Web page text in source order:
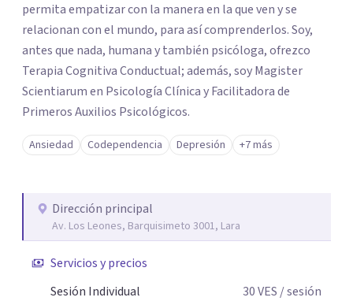
permita empatizar con la manera en la que ven y se
relacionan con el mundo, para así comprenderlos. Soy,
antes que nada, humana y también psicóloga, ofrezco
Terapia Cognitiva Conductual; además, soy Magister
Scientiarum en Psicología Clínica y Facilitadora de
Primeros Auxilios Psicológicos.
Ansiedad Codependencia Depresión +7 más
Dirección principal
Av. Los Leones, Barquisimeto 3001, Lara
Servicios y precios
Sesión Individual
30VES / sesión